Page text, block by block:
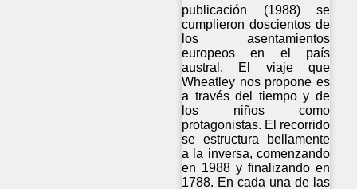
publicación (1988) se
cumplieron doscientos de
los asentamientos
europeos en el país
austral. El viaje que
Wheatley nos propone es
a través del tiempo y de
los niños como
protagonistas. El recorrido
se estructura bellamente
a la inversa, comenzando
en 1988 y finalizando en
1788. En cada una de las